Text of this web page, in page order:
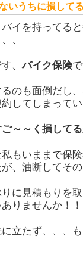
いうちに損して
イを持ってる
、
、バイク保険
のも面倒だし
してしまって
ご～～く損して
もいままで保
が、油断してそ
に見積もりを
ありませんか！
立たず、、、